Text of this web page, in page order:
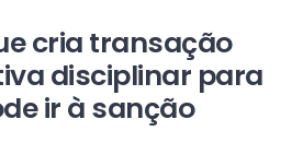
cria transação
disciplinar para
ir à sanção